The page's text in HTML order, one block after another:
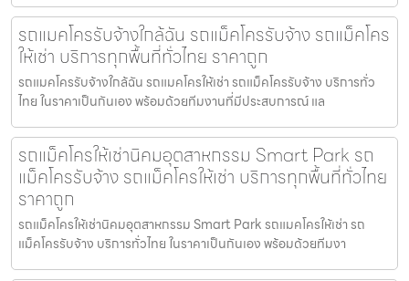
รถแมคโครรับจ้างใกล้ฉัน รถแม็คโครรับจ้าง รถแม็คโคร
ให้เช่า บริการทุกพื้นที่ทั่วไทย ราคาถูก
รถแมคโครรับจ้างใกล้ฉัน รถแมคโครให้เช่า รถแม็คโครรับจ้าง บริการทั่ว
ไทย ในราคาเป็นกันเอง พร้อมด้วยทีมงานที่มีประสบการณ์ แล
รถแม็คโครให้เช่านิคมอุตสาหกรรม Smart Park รถ
แม็คโครรับจ้าง รถแม็คโครให้เช่า บริการทุกพื้นที่ทั่วไทย
ราคาถูก
รถแม็คโครให้เช่านิคมอุตสาหกรรม Smart Park รถแมคโครให้เช่า รถ
แม็คโครรับจ้าง บริการทั่วไทย ในราคาเป็นกันเอง พร้อมด้วยทีมงา